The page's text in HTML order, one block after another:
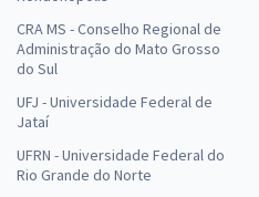
CRA MS - Conselho Regional de
Administração do Mato Grosso
do Sul
UFJ - Universidade Federal de
Jataí
UFRN - Universidade Federal do
Rio Grande do Norte